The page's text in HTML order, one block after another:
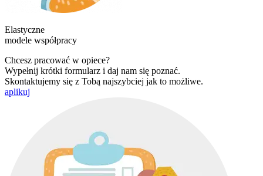
Elastyczne
modele współpracy
Chcesz pracować w opiece?
Wypełnij krótki formularz i daj nam się poznać.
Skontaktujemy się z Tobą najszybciej jak to możliwe.
aplikuj